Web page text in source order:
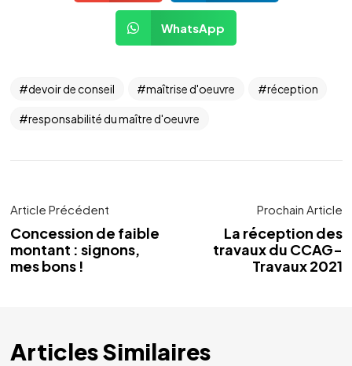
WhatsApp
devoir de conseil maîtrise d'oeuvre réception
responsabilité du maître d'oeuvre
Article Précédent
Concession de faible
montant : signons,
mes bons !
Prochain Article
La réception des
travaux du CCAG-
Travaux 2021
Articles Similaires